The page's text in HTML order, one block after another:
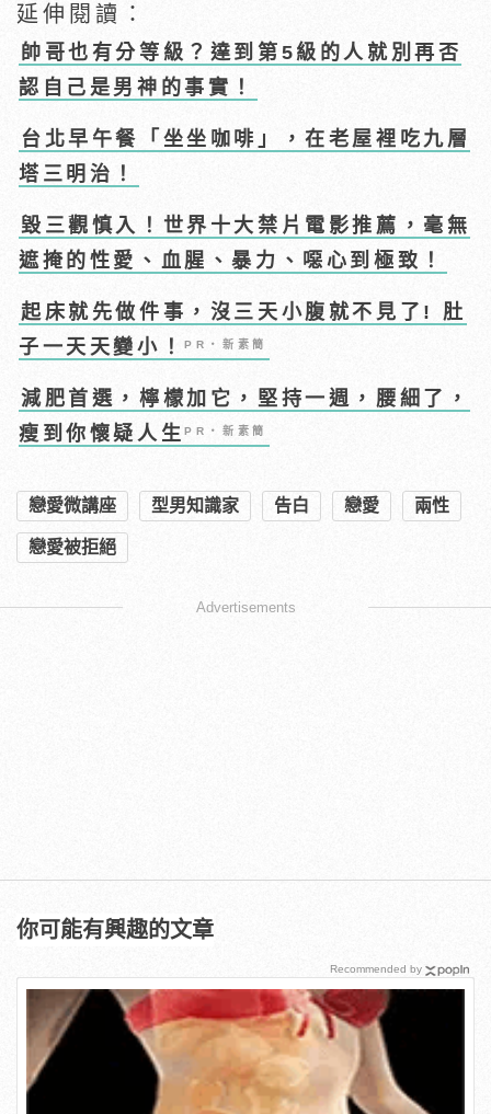
延伸閱讀：
帥哥也有分等級？達到第5級的人就別再否
認自己是男神的事實！
台北早午餐「坐坐咖啡」，在老屋裡吃九層
塔三明治！
毀三觀慎入！世界十大禁片電影推薦，毫無
遮掩的性愛、血腥、暴力、噁心到極致！
起床就先做件事，沒三天小腹就不見了! 肚
子一天天變小！PR・新素簡
減肥首選，檸檬加它，堅持一週，腰細了，
瘦到你懷疑人生PR・新素簡
戀愛微講座 型男知識家 告白 戀愛 兩性
戀愛被拒絕
Advertisements
你可能有興趣的文章
Recommended by